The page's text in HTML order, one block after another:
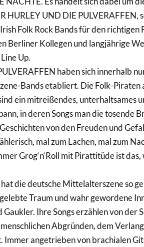
HURLEY UND DIE PULVERAFFEN,
Folk Rock Bands für den
Berliner Kollegen und langjährige
Up.
haben sich innerhalb
Bands etabliert. Die Folk-Piraten
ein mitreißendes, unterhaltsames
in deren Songs man die tosende
von den Freuden und
mal zum Lachen, mal zum
Grog‘n‘Roll mit Pirattitüde ist
die deutsche Mittelalterszene so
Traum und wahr gewordene
Ihre Songs erzählen von der
Abgründen, dem
Immer angetrieben von brachialen